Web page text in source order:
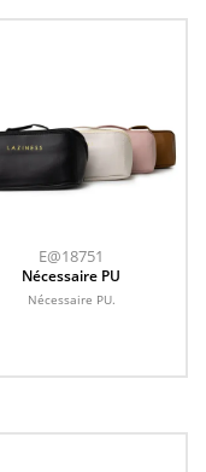
E@18751
Nécessaire PU
Nécessaire PU.